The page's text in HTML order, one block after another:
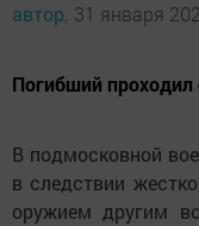
автор, 31 января
Погибший
В подмосковной
в следствии
оружием другим